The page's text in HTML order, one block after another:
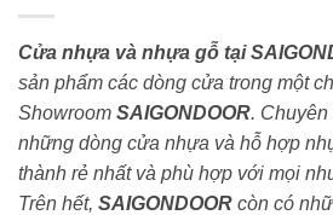
Cửa nhựa và nhựa gỗ tại
sản phẩm các dòng cửa trong một
Showroom SAIGONDOOR.
những dòng cửa nhựa và hỗ hợp
thành rẻ nhất và phù hợp với mọi
Trên hết, SAIGONDOOR còn có